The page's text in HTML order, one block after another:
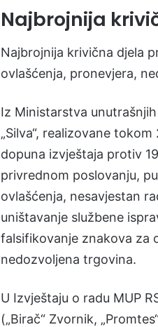
Najbrojnija
Najbrojnija krivična djela
ovlašćenja, pronevjera,
Iz Ministarstva
„Silva“, realizovane
dopuna izvještaja protiv
privrednom poslovanju,
ovlašćenja, nesavjestan
uništavanje službene
falsifikovanje znakova za
nedozvoljena trgovina.
U Izvještaju o radu MUP
(„Birač“ Zvornik,